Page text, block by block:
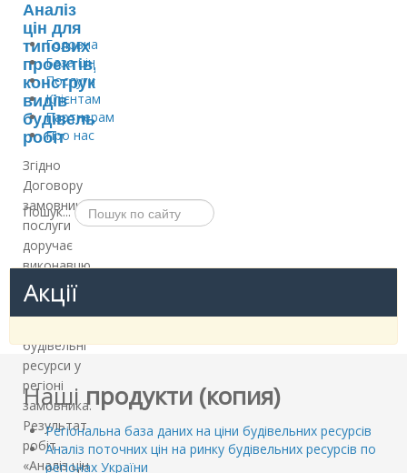
Аналіз
цін для
типових
проектів,
конструктивів,
видів
будівельних
робіт
Згідно
Договору
замовник
послуги
доручає
виконавцю
провести
аналіз цін
будівельні
ресурси у
регіоні
замовника.
Результат
робіт -
«Аналіз цін
Головна
База цін
Послуги
Клієнтам
Партнерам
Про нас
Пошук...
Акції
Нашіпродукти (копия)
Регіональна база даних на ціни будівельних ресурсів
Аналіз поточних цін на ринку будівельних ресурсів по
регіонах України